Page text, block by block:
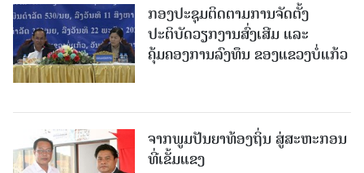
ກອງປະຊຸມຕິດຕາມການຈັດຕັ້ງ
ປະຕິບັດວຽກງານສົ່ງເສີມ ແລະ
ຄຸ້ມຄອງການລົງທຶນ ຂອງແຂວງບໍ່ແກ້ວ
ຈາກພູມປັນຍາທ້ອງຖິ່ນ ສູ່ສະຫະກອນ
ທີ່ເຂັ້ມແຂງ